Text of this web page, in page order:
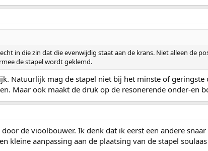
in die zin dat die evenwijdig staat aan de krans. Niet alleen de
de stapel wordt geklemd.
Natuurlijk mag de stapel niet bij het minste of
Maar ook maakt de druk op de resonerende onder-en
de vioolbouwer. Ik denk dat ik eerst een andere
kleine aanpassing aan de plaatsing van de stapel